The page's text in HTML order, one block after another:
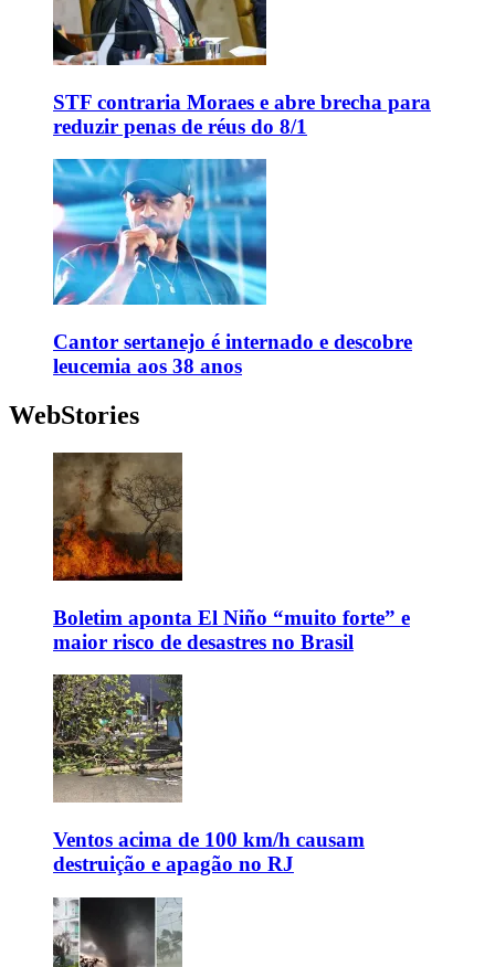
STF contraria Moraes e abre brecha para
reduzir penas de réus do 8/1
Cantor sertanejo é internado e descobre
leucemia aos 38 anos
WebStories
Boletim aponta El Niño “muito forte” e
maior risco de desastres no Brasil
Ventos acima de 100 km/h causam
destruição e apagão no RJ